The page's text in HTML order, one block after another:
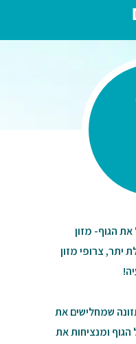
הגוף- מזון
יתר, צרופי מזון
שמחלישים את
הגוף ומנציחות את